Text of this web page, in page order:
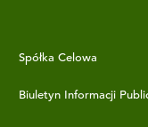
Spółka Celowa
Biuletyn Informacji